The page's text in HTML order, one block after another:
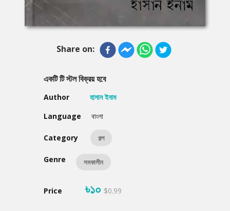
Share on:
একটি টি স্টল বিক্রয় হবে
Author
হাসান ইনাম
Language
বাংলা
Category গল্প
Genre সমকালীন
Price ৳১০ $0.99